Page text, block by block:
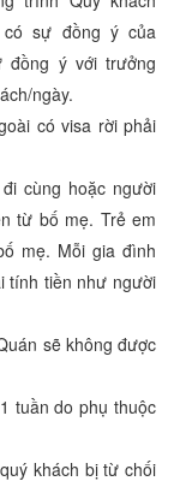
có sự đồng ý của
đồng ý với trưởng
ngày.
có visa rời phải
cùng hoặc người
từ bố mẹ. Trẻ em
mẹ. Mỗi gia đình
tính tiền như người
sẽ không được
tuần do phụ thuộc
khách bị từ chối